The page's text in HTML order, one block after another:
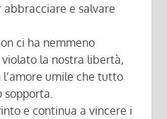
abbracciare e salvare
ci ha nemmeno
la nostra libertà,
umile che tutto
sopporta.
e continua a vincere i